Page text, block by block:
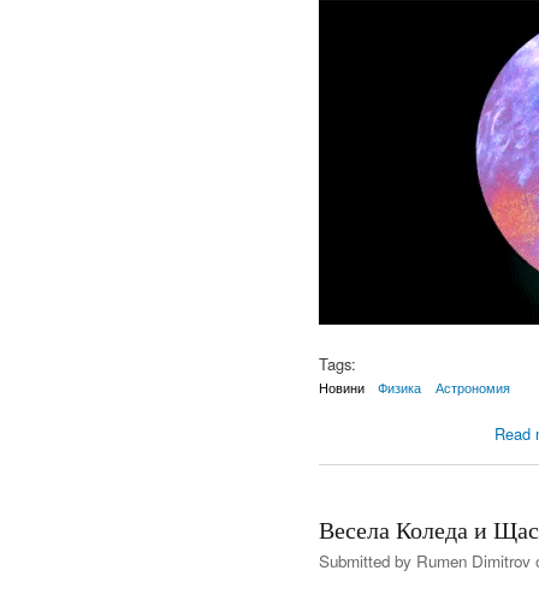
Tags:
Новини Физика Астрономия
Read
Весела Коледа и
Submitted by Rumen Dimitrov